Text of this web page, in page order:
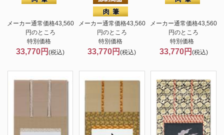
メーカー通常価格43,560
円のところ
特別価格
33,770円(税込)
メーカー通常価格43,560
円のところ
特別価格
33,770円(税込)
メーカー通常価格43,560
円のところ
特別価格
33,770円 (税込)